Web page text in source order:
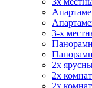
3-х
2х
2х
2х